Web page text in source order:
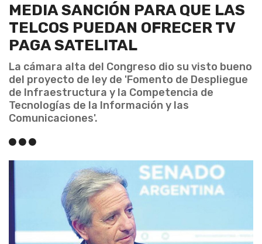
MEDIA SANCIÓN PARA QUE LAS
TELCOS PUEDAN OFRECER TV
PAGA SATELITAL
La cámara alta del Congreso dio su visto bueno
del proyecto de ley de 'Fomento de Despliegue
de Infraestructura y la Competencia de
Tecnologías de la Información y las
Comunicaciones'.